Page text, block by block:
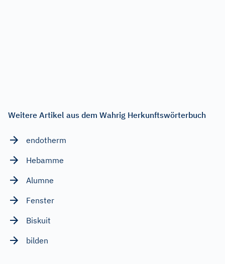
Weitere Artikel aus dem Wahrig Herkunftswörterbuch
endotherm
Hebamme
Alumne
Fenster
Biskuit
bilden